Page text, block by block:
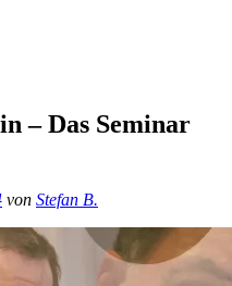
– Das Seminar
von Stefan B.